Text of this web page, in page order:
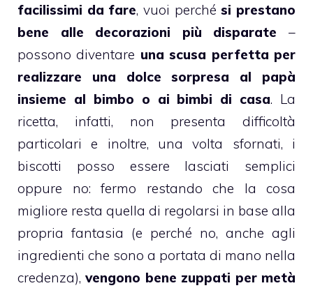
facilissimi da fare, vuoi perchési prestano
bene alle decorazioni più disparate –
possono diventare una scusa perfetta per
realizzare una dolce sorpresa al papà
insieme al bimbo o ai bimbi di casa. La
ricetta, infatti, non presenta difficoltà
particolari e inoltre, una volta sfornati, i
biscotti posso essere lasciati semplici
oppure no: fermo restando che la cosa
migliore resta quella di regolarsi in base alla
propria fantasia (e perché no, anche agli
ingredienti che sono a portata di mano nella
credenza),vengono bene zuppati per metà